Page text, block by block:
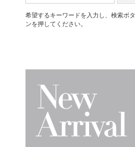
希望するキーワードを入力し、検索ボタ
ンを押してください。